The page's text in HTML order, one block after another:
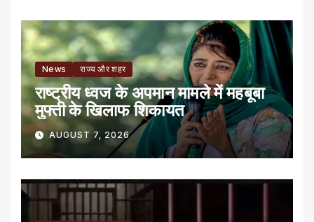
News राज्य और शहर
राष्ट्रीय ध्वज के अपमान मामले में महबूबा
मुफ्ती के खिलाफ शिकायत
AUGUST 7, 2026